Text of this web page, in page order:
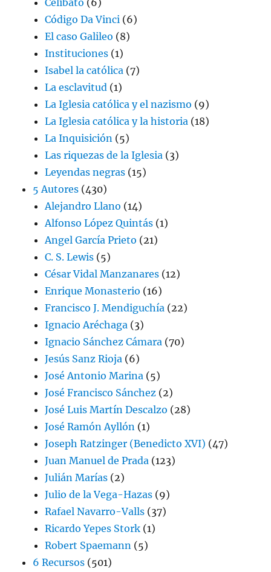
Código Da Vinci (6)
El caso Galileo (8)
Instituciones (1)
Isabel la católica (7)
La esclavitud (1)
La Iglesia católica y el nazismo (9)
La Iglesia católica y la historia (18)
La Inquisición (5)
Las riquezas de la Iglesia (3)
Leyendas negras (15)
5 Autores (430)
Alejandro Llano (14)
Alfonso López Quintás (1)
Angel García Prieto (21)
C. S. Lewis (5)
César Vidal Manzanares (12)
Enrique Monasterio (16)
Francisco J. Mendiguchía (22)
Ignacio Aréchaga (3)
Ignacio Sánchez Cámara (70)
Jesús Sanz Rioja (6)
José Antonio Marina (5)
José Francisco Sánchez (2)
José Luis Martín Descalzo (28)
José Ramón Ayllón (1)
Joseph Ratzinger (Benedicto XVI) (47)
Juan Manuel de Prada (123)
Julián Marías (2)
Julio de la Vega-Hazas (9)
Rafael Navarro-Valls (37)
Ricardo Yepes Stork (1)
Robert Spaemann (5)
6 Recursos (501)